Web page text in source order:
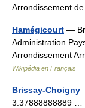
Arrondissement
Hamégicourt —
Administration
Arrondissement
Wikipédia en Français
Brissay-Choigny
3.37888888889 …